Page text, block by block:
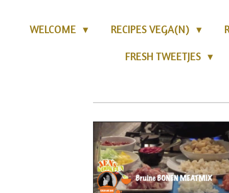
WELCOME RECIPES VEGA(N)
FRESH TWEETJES